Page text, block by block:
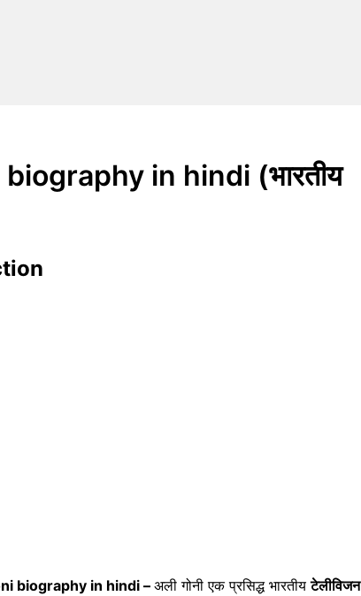
biography in hindi (भारतीय
biography in hindi –अली गोनी एक प्रसिद्ध भारतीयटेलीविजन